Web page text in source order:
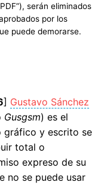
serán eliminados
por los
puede demorarse.
] Gustavo Sánchez
Gusgsm) es el
gráfico y escrito se
total o
expreso de su
no se puede usar